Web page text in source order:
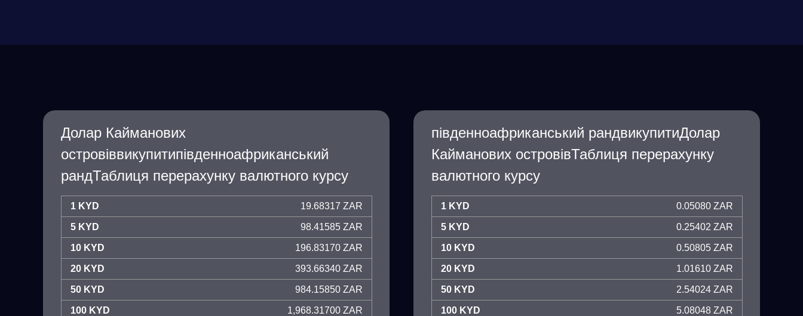
Долар Кайманових
островіввикупитипівденноафриканський
рандТаблиця перерахунку валютного курсу
1 KYD 19.68317 ZAR
5 KYD 98.41585 ZAR
10 KYD 196.83170 ZAR
20 KYD 393.66340 ZAR
50 KYD 984.15850 ZAR
100 KYD 1,968.31700 ZAR
південноафриканський рандвикупитиДолар
Кайманових островівТаблиця перерахунку
валютного курсу
1 KYD 0.05080 ZAR
5 KYD 0.25402 ZAR
10 KYD 0.50805 ZAR
20 KYD 1.01610 ZAR
50 KYD 2.54024 ZAR
100 KYD 5.08048 ZAR